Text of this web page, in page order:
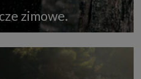
zimowe.